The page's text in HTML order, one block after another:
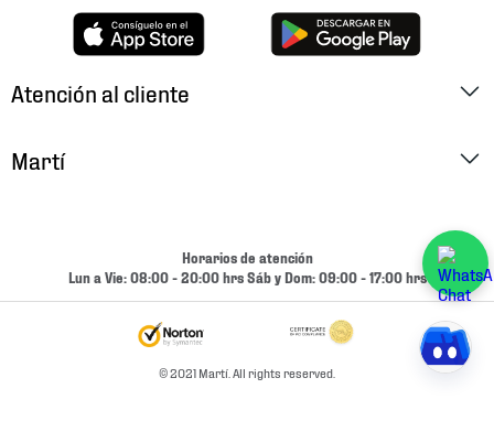
Atención al cliente
Cambios y Devoluciones
Condiciones de Entrega
Martí
Términos y Condiciones
Horarios de atención
Lun a Vie: 08:00 - 20:00 hrs Sáb y Dom: 09:00 - 17:00 hrs
© 2021 Martí. All rights reserved.